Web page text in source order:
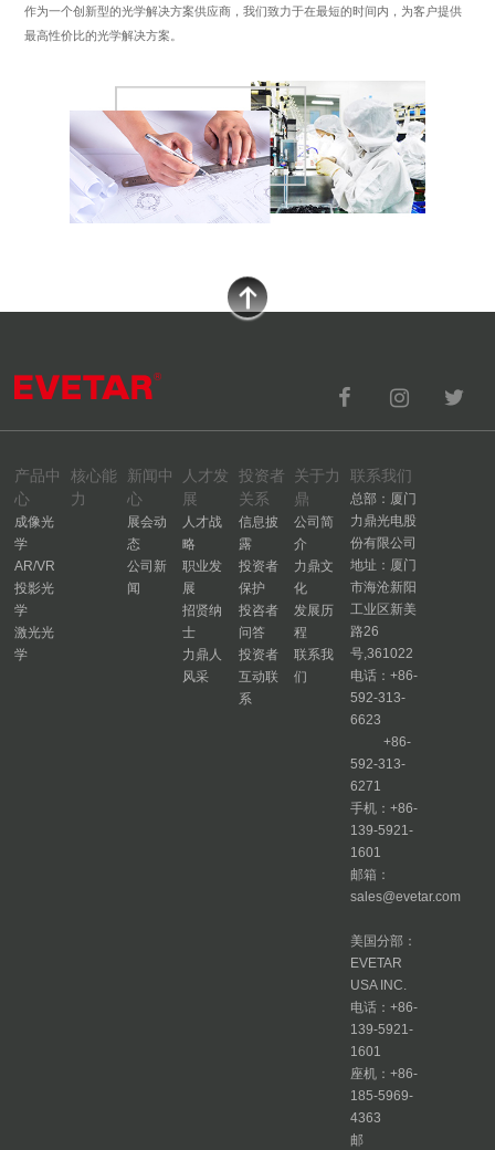
作为一个创新型的光学解决方案供应商，我们致力于在最短的时间内，为客户提供
最高性价比的光学解决方案。
产品中
心
成像光
学
AR/VR
投影光
学
激光光
学
核心能
力
新闻中
心
展会动
态
公司新
闻
人才发
展
人才战
略
职业发
展
招贤纳
士
力鼎人
风采
投资者
关系
信息披
露
投资者
保护
投咨者
问答
投资者
互动联
系
关于力
鼎
公司简
介
力鼎文
化
发展历
程
联系我
们
联系我们
总部：厦门
力鼎光电股
份有限公司
地址：厦门
市海沧新阳
工业区新美
路26
号,361022
电话：+86-
592-313-
6623
+86-
592-313-
6271
手机：+86-
139-5921-
1601
邮箱：
sales@evetar.com
美国分部：
EVETAR
USA INC.
电话：+86-
139-5921-
1601
座机：+86-
185-5969-
4363
邮